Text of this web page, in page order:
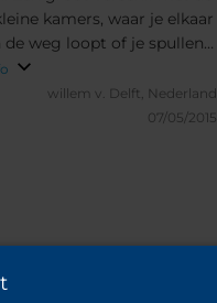
kamers, waar je elkaar
de weg loopt of je spullen
kwijt kan. Op
van 15 minuten van
willem v. Delft, Nederland
07/05/2015